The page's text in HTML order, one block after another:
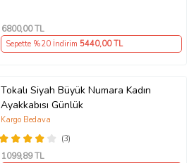
6800,00 TL
Sepette %20 İndirim 5440,00 TL
Tokalı Siyah Büyük Numara Kadın
Ayakkabısı Günlük
(3)
Kargo Bedava
1099,89 TL